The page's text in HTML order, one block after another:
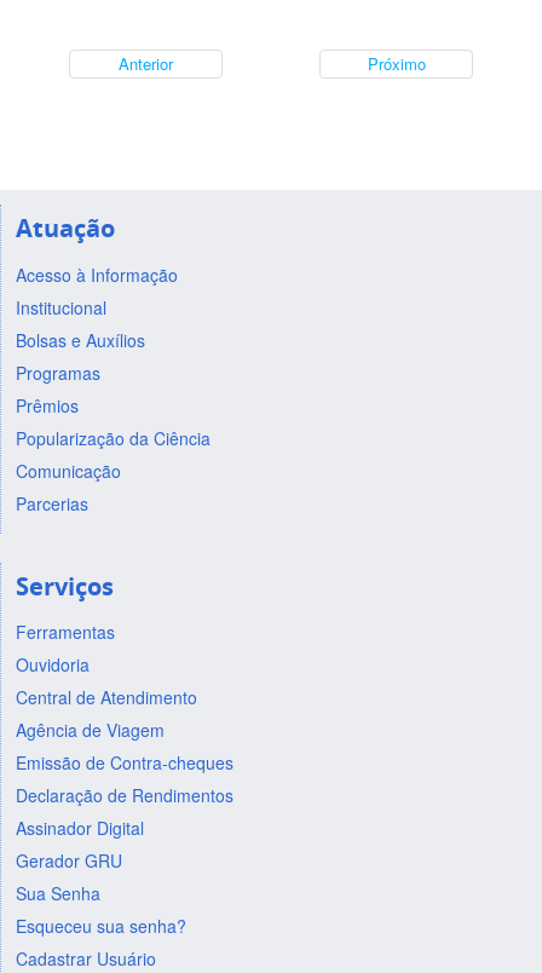
Anterior Próximo
Atuação
Acesso à Informação
Institucional
Bolsas e Auxílios
Programas
Prêmios
Popularização da Ciência
Comunicação
Parcerias
Serviços
Ferramentas
Ouvidoria
Central de Atendimento
Agência de Viagem
Emissão de Contra-cheques
Declaração de Rendimentos
Assinador Digital
Gerador GRU
Sua Senha
Esqueceu sua senha?
Cadastrar Usuário